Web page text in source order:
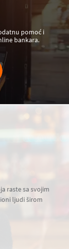
pomoć i
bankara.
raste sa svojim
ljudi širom